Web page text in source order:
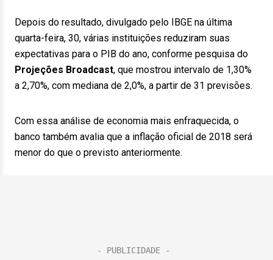
Depois do resultado, divulgado pelo IBGE na última
quarta-feira, 30, várias instituições reduziram suas
expectativas para o PIB do ano, conforme pesquisa do
Projeções Broadcast, que mostrou intervalo de 1,30%
a 2,70%, com mediana de 2,0%, a partir de 31 previsões.
Com essa análise de economia mais enfraquecida, o
banco também avalia que a inflação oficial de 2018 será
menor do que o previsto anteriormente.